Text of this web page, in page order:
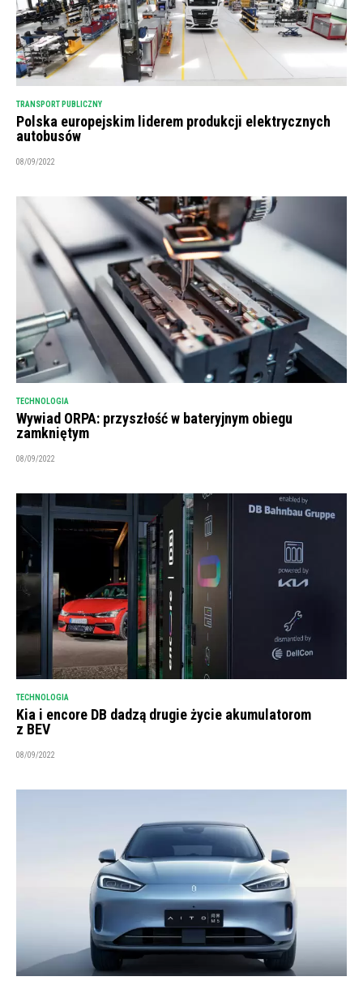
TRANSPORT PUBLICZNY
Polska europejskim liderem produkcji elektrycznych
autobusów
08/09/2022
TECHNOLOGIA
Wywiad ORPA: przyszłość w bateryjnym obiegu
zamkniętym
08/09/2022
TECHNOLOGIA
Kia i encore DB dadzą drugie życie akumulatorom
z BEV
08/09/2022